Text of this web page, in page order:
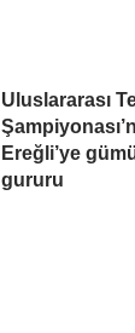
Uluslararası
Ereğli’ye
gururu